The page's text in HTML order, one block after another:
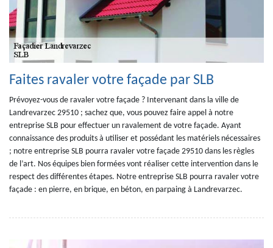
Faites ravaler votre façade par SLB
Prévoyez-vous de ravaler votre façade ? Intervenant dans la ville de
Landrevarzec 29510 ; sachez que, vous pouvez faire appel à notre
entreprise SLB pour effectuer un ravalement de votre façade. Ayant
connaissance des produits à utiliser et possédant les matériels nécessaires
; notre entreprise SLB pourra ravaler votre façade 29510 dans les règles
de l’art. Nos équipes bien formées vont réaliser cette intervention dans le
respect des différentes étapes. Notre entreprise SLB pourra ravaler votre
façade : en pierre, en brique, en béton, en parpaing à Landrevarzec.